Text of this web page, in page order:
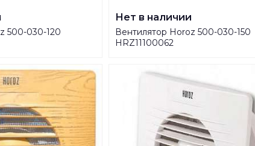
500-030-120
Нет в наличии
Вентилятор Horoz 500-030-150
HRZ11100062